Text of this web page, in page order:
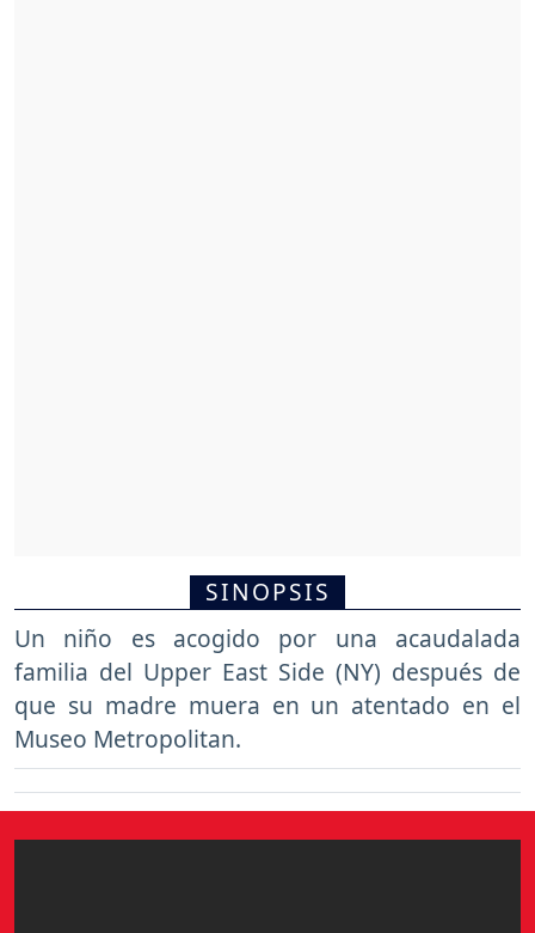
SINOPSIS
Un niño es acogido por una acaudalada
familia del Upper East Side (NY) después de
que su madre muera en un atentado en el
Museo Metropolitan.